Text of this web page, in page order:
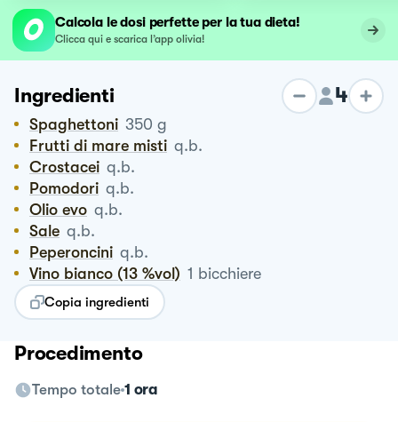
Calcola le dosi perfette per la tua dieta!
Clicca qui e scarica l’app olivia!
Ingredienti 4
Spaghettoni 350 g
Frutti di mare misti q.b.
Crostacei q.b.
Pomodori q.b.
Olio evo q.b.
Sale q.b.
Peperoncini q.b.
Vino bianco (13 %vol) 1 bicchiere
Copia ingredienti
Procedimento
Tempo totale 1 ora